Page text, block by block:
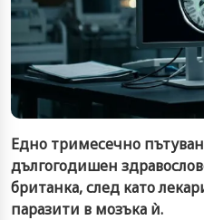
Едно тримесечно
дългогодишен
британка, след като
паразити в мозъка ѝ.